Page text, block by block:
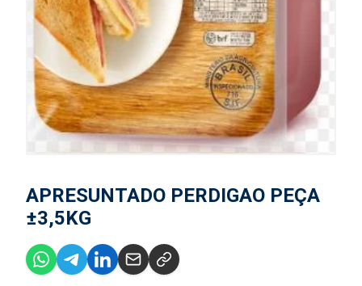
APRESUNTADO PERDIGAO PEÇA
±3,5KG